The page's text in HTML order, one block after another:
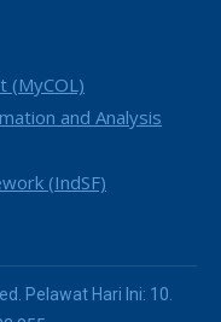
(MyCOL)
and Analysis
(IndSF)
Pelawat Hari Ini: 10.